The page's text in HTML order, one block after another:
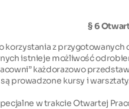
§ 6
z
istnieje możliwość
każdorazowo
prowadzone kursy i
w trakcie Otwartej